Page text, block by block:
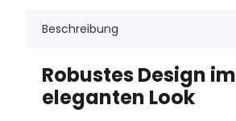
Beschreibung
Robustes Design im
eleganten Look